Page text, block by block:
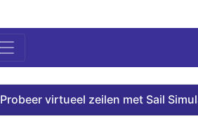
Probeer virtueel zeilen met Sail